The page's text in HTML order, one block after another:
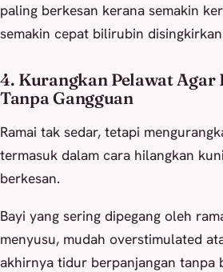
paling berkesan kerana semakin
semakin cepat bilirubin
4. Kurangkan Pelawat Agar
Tanpa Gangguan
Ramai tak sedar, tetapi
termasuk dalam cara hilangkan
berkesan.
Bayi yang sering dipegang oleh
menyusu, mudah overstimulated
akhirnya tidur berpanjangan tanpa